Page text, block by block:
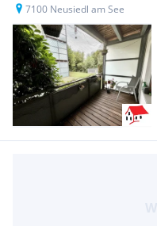
7100 Neusiedl am See